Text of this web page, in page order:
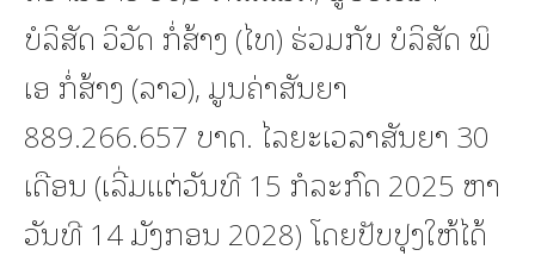
ບໍລິສັດ ວິວັດ ກໍ່ສ້າງ (ໄທ) ຮ່ວມກັບ ບໍລິສັດ ພິ
ເອ ກໍ່ສ້າງ (ລາວ), ມູນຄ່າສັນຍາ
889.266.657 ບາດ. ໄລຍະເວລາສັນຍາ 30
ເດືອນ (ເລີ່ມແຕ່ວັນທີ 15 ກໍລະກົດ 2025 ຫາ
ວັນທີ 14 ມັງກອນ 2028) ໂດຍປັບປຸງໃຫ້ໄດ້